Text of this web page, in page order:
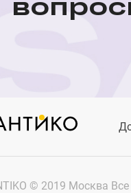
© 2019 Москва